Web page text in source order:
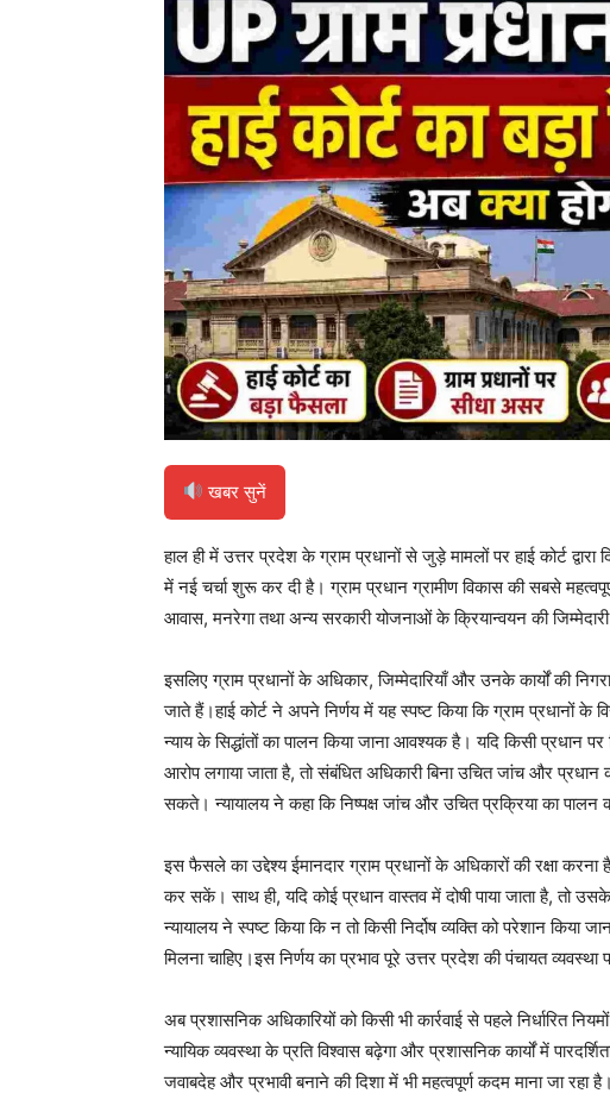
खबर सुनें
हाल ही में उत्तर प्रदेश के ग्राम प्रधानों से जुड़े मामलों पर हाई कोर्ट
में नई चर्चा शुरू कर दी है। ग्राम प्रधान ग्रामीण विकास की सबसे
आवास, मनरेगा तथा अन्य सरकारी योजनाओं के क्रियान्वयन की
इसलिए ग्राम प्रधानों के अधिकार, जिम्मेदारियाँ और उनके कार्यों की
जाते हैं।हाई कोर्ट ने अपने निर्णय में यह स्पष्ट किया कि ग्राम प्रधानों के
न्याय के सिद्धांतों का पालन किया जाना आवश्यक है। यदि किसी प्रधान
आरोप लगाया जाता है, तो संबंधित अधिकारी बिना उचित जांच और
सकते। न्यायालय ने कहा कि निष्पक्ष जांच और उचित प्रक्रिया का पालन
इस फैसले का उद्देश्य ईमानदार ग्राम प्रधानों के अधिकारों की रक्षा करना
कर सकें। साथ ही, यदि कोई प्रधान वास्तव में दोषी पाया जाता है, तो
न्यायालय ने स्पष्ट किया कि न तो किसी निर्दोष व्यक्ति को परेशान किया
मिलना चाहिए।इस निर्णय का प्रभाव पूरे उत्तर प्रदेश की पंचायत
अब प्रशासनिक अधिकारियों को किसी भी कार्रवाई से पहले निर्धारित
न्यायिक व्यवस्था के प्रति विश्वास बढ़ेगा और प्रशासनिक कार्यों में
जवाबदेह और प्रभावी बनाने की दिशा में भी महत्वपूर्ण कदम माना जा रहा है।